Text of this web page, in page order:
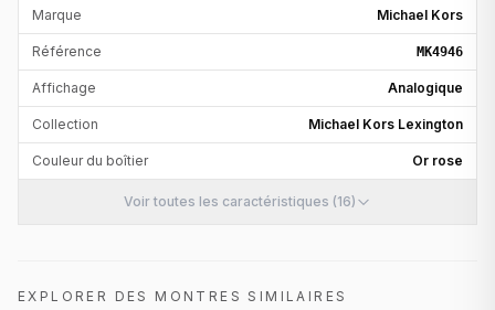
Marque Michael Kors
Référence MK4946
Affichage Analogique
Collection Michael Kors Lexington
Couleur du boîtier Or rose
Voir toutes les caractéristiques (16)
EXPLORER DES MONTRES SIMILAIRES